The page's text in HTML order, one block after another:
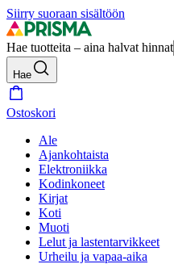
Siirry suoraan sisältöön
Hae tuotteita – aina halvat hinnat
Hae
Ostoskori
Ale
Ajankohtaista
Elektroniikka
Kodinkoneet
Kirjat
Koti
Muoti
Lelut ja lastentarvikkeet
Urheilu ja vapaa-aika